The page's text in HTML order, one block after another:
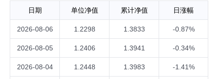
日期 单位净值 累计净值 日涨幅
2026-08-06 1.2298 1.3833 -0.87%
2026-08-05 1.2406 1.3941 -0.34%
2026-08-04 1.2448 1.3983 -1.41%